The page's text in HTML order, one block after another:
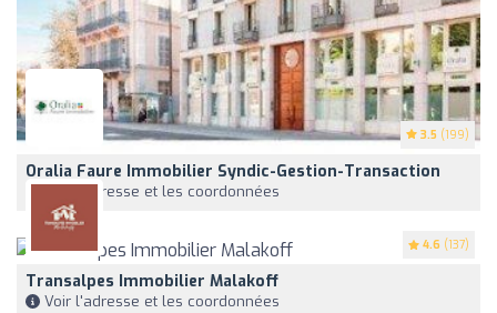
3.5 (199)
Oralia Faure Immobilier Syndic-Gestion-Transaction
Voir l'adresse et les coordonnées
4.6 (137)
Transalpes Immobilier Malakoff
Voir l'adresse et les coordonnées